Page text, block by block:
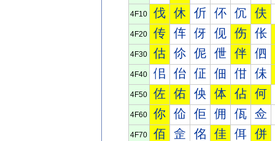
4F10 伐 休 伒 伓 伔 伕
4F20 传 伡 伢 伣 伤 伥
4F30 估 伱 伲 伳 伴 伵
4F40 佀 佁 佂 佃 佄 佅
4F50 佐 佑 佒 体 佔 何
4F60 你 佡 佢 佣 佤 佥
4F70 佰 佱 佲 佳 佴 併